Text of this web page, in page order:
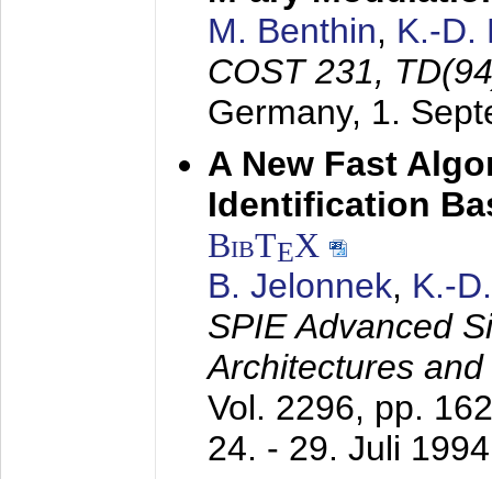
M. Benthin, K.-D.
COST 231,
Germany, 1.
A New Fast
Identification
BibTEX
B. Jelonnek, K.-
SPIE Advanced
Architectures
Vol. 2296, pp.
24. - 29. Juli 1994